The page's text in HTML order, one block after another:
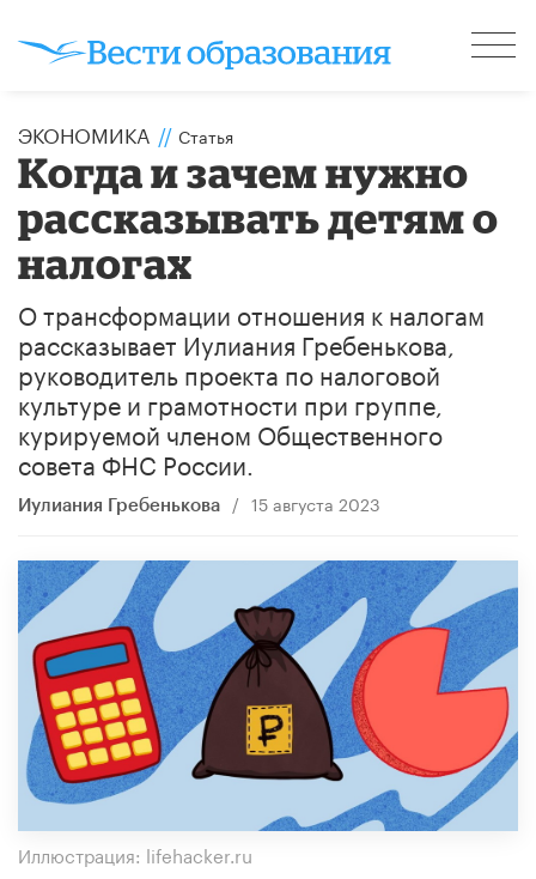
ЭКОНОМИКА // Статья
Когда и зачем нужно
рассказывать детям о
налогах
О трансформации отношения к налогам
рассказывает Иулиания Гребенькова,
руководитель проекта по налоговой
культуре и грамотности при группе,
курируемой членом Общественного
совета ФНС России.
Иулиания Гребенькова / 15 августа 2023
Иллюстрация: lifehacker.ru